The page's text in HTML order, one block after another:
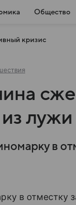
Общество
кризис
лужи
в
в отместку